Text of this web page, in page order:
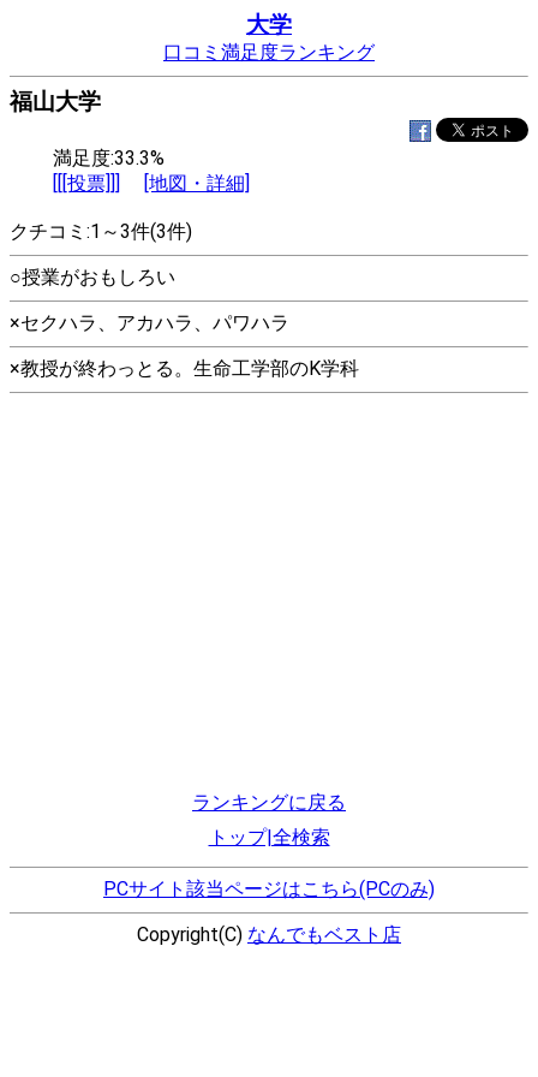
大学
口コミ満足度ランキング
福山大学
満足度:33.3%
[[[投票]]]
[地図・詳細]
クチコミ:1～3件(3件)
○授業がおもしろい
×セクハラ、アカハラ、パワハラ
×教授が終わっとる。生命工学部のK学科
ランキングに戻る
トップ|全検索
PCサイト該当ページはこちら(PCのみ)
Copyright(C) なんでもベスト店